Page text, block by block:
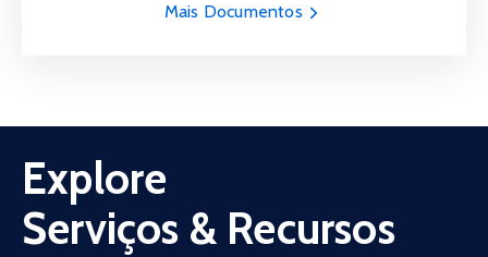
Mais Documentos
Explore
Serviços & Recursos